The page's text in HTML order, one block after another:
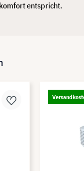
entspricht.